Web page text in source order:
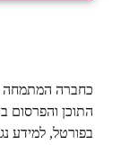
כחברה המתמחה
התוכן והפרסום
בפורטל, למידע